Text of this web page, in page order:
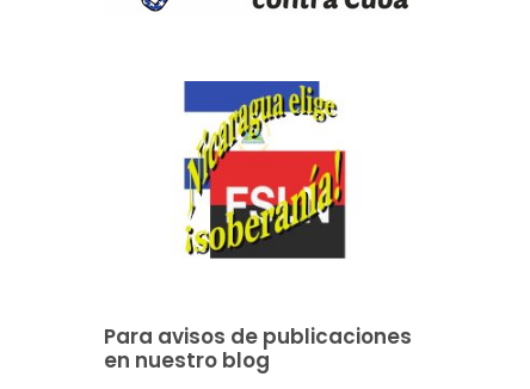
Para avisos de publicaciones
en nuestro blog